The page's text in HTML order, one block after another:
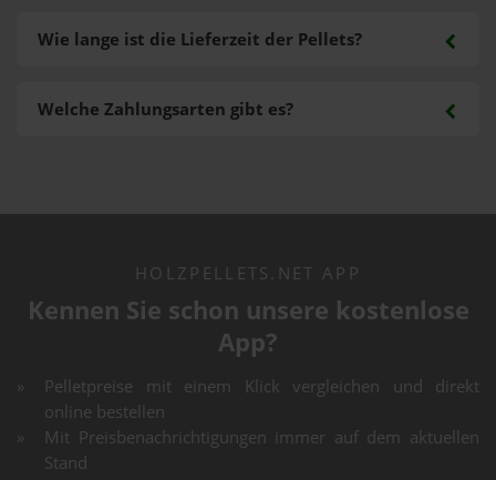
Welche Zahlungsarten gibt es?
Wie lange ist die Lieferzeit der Pellets?
HOLZPELLETS.NET APP
Kennen Sie schon unsere kostenlose
App?
Pelletpreise mit einem Klick vergleichen und direkt
online bestellen
Mit Preisbenachrichtigungen immer auf dem aktuellen
Stand